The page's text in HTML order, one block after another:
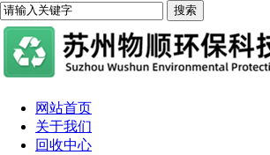
网站首页
关于我们
回收中心